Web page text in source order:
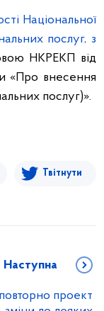
Національної
послуг, з
НКРЕКП від
«Про внесення
послуг)».
Твітнути
Наступна
проект